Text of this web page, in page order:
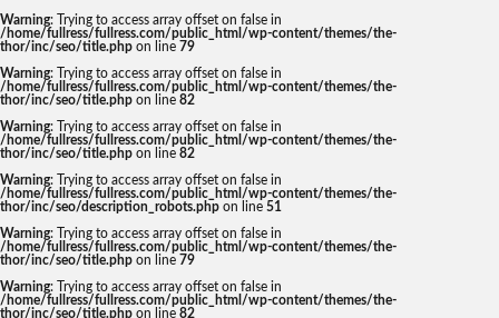
Warning: Trying to access array offset on false in
/home/fullress/fullress.com/public_html/wp-content/themes/the-
thor/inc/seo/title.php on line 79
Warning: Trying to access array offset on false in
/home/fullress/fullress.com/public_html/wp-content/themes/the-
thor/inc/seo/title.php on line 82
Warning: Trying to access array offset on false in
/home/fullress/fullress.com/public_html/wp-content/themes/the-
thor/inc/seo/title.php on line 82
Warning: Trying to access array offset on false in
/home/fullress/fullress.com/public_html/wp-content/themes/the-
thor/inc/seo/description_robots.php on line 51
Warning: Trying to access array offset on false in
/home/fullress/fullress.com/public_html/wp-content/themes/the-
thor/inc/seo/title.php on line 79
Warning: Trying to access array offset on false in
/home/fullress/fullress.com/public_html/wp-content/themes/the-
thor/inc/seo/title.php on line 82